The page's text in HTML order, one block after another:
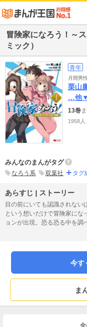
冒険家になろう！～
ミック）
青年
月間男
栗山
…他▼
13巻
1958人
みんなのまんがタグ
なろう系 双葉社 タグ
あらすじ | ストーリー
目の前にいても認識されない
という想いだけで冒険家にな
ョンが出現。恐る恐る中を
キルポイントを使って自由
ット小説大賞受賞の大人気
今す
ま
全